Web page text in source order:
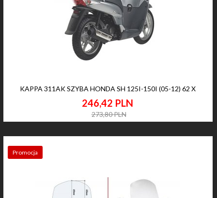
KAPPA 311AK SZYBA HONDA SH 125I-150I (05-12) 62 X
246,42 PLN
273,80 PLN
Promocja